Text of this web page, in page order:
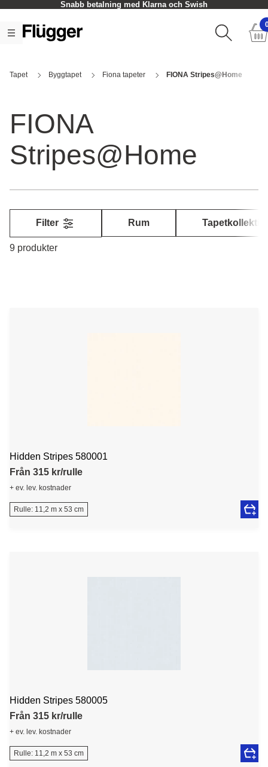
Snabb betalning med Klarna och Swish
Tapet Byggtapet Fiona tapeter FIONA Stripes@Home
FIONA
Stripes@Home
9 produkter
Filter Rum
Hidden Stripes 580001
Från 315 kr/rulle
+ ev. lev. kostnader
Rulle: 11,2 m x 53 cm
Hidden Stripes 580005
Från 315 kr/rulle
+ ev. lev. kostnader
Rulle: 11,2 m x 53 cm